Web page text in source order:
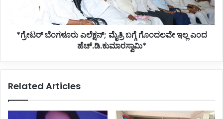
ಹೆಚ್.ಡಿ.ಕುಮಾರಸ್ವಾಮಿ*
*ಗ್ರೇಟರ್ ಬೆಂಗಳೂರು ಎಲೆಕ್ಷನ್; ಮೈತ್ರಿ ಬಗ್ಗೆ ಗೊಂದಲವೇ ಇಲ್ಲ ಎಂದ
ಹೆಚ್.ಡಿ.ಕುಮಾರಸ್ವಾಮಿ*
Related Articles